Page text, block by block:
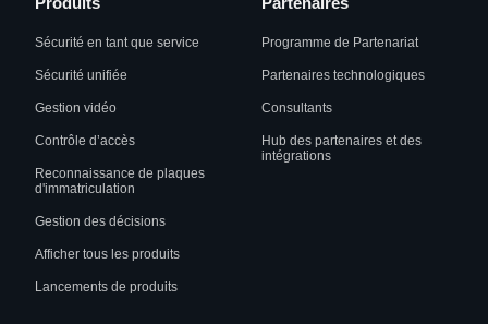
Sécurité en tant que service
Sécurité unifiée
Gestion vidéo
Contrôle d’accès
Reconnaissance de plaques
d'immatriculation
Gestion des décisions
Afficher tous les produits
Lancements de produits
Programme de Partenariat
Partenaires technologiques
Consultants
Hub des partenaires et des
intégrations